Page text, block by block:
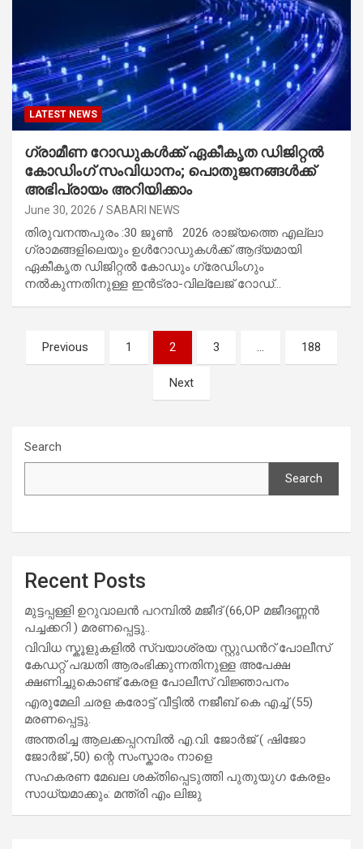
LATEST NEWS
ഗ്രാമീണ റോഡുകൾക്ക് ഏകീകൃത ഡിജിറ്റൽ
കോഡിംഗ് സംവിധാനം; പൊതുജനങ്ങൾക്ക്
അഭിപ്രായം അറിയിക്കാം
June 30, 2026 SABARI NEWS
തിരുവനന്തപുരം :30 ജൂൺ 2026 രാജ്യത്തെ എല്ലാ
ഗ്രാമങ്ങളിലെയും ഉൾറോഡുകൾക്ക് ആദ്യമായി
ഏകീകൃത ഡിജിറ്റൽ കോഡും ഗ്രേഡിംഗും
നൽകുന്നതിനുള്ള ഇൻട്രാ-വില്ലേജ് റോഡ്…
Posts
navigation
Previous 1 2 3 … 188
Next
Search
Search
Recent Posts
മുട്ടപ്പള്ളി ഉറുവാലൻ പറമ്പിൽ മജീദ് (66,OP മജീദണ്ണൻ
പച്ചക്കറി ) മരണപ്പെട്ടു..
വിവിധ സ്കൂളുകളില്‍ സ്വയാശ്രയ സ്റ്റുഡന്‍റ് പോലീസ്
കേഡറ്റ് പദ്ധതി ആരംഭിക്കുന്നതിനുള്ള അപേക്ഷ
ക്ഷണിച്ചുകൊണ്ട് കേരള പോലീസ് വിജ്ഞാപനം
എരുമേലി ചരള കരോട്ട് വീട്ടിൽ നജീബ് കെ എച്ച് (55)
മരണപ്പെട്ടു.
അന്തരിച്ച ആ​ല​ക്ക​പ്പ​റമ്പിൽ​ എ.​വി. ജോ​ർ​ജ് ( ഷിജോ
ജോർജ് ,50) ന്റെ സംസ്കാരം നാളെ
സഹകരണ മേഖല ശക്തിപ്പെടുത്തി പുതുയുഗ കേരളം
സാധ്യമാക്കും: മന്ത്രി എം ലിജു